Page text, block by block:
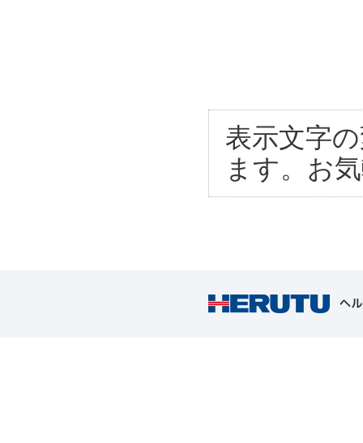
表示文字
ます。お